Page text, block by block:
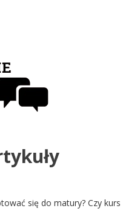
División
się do matury? Czy kurs